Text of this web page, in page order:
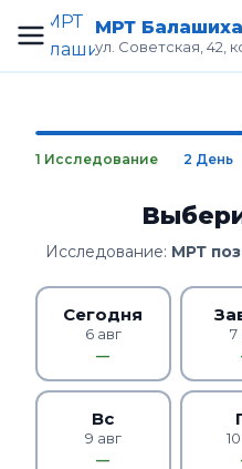
МРТ Балашиха
ул. Советская, 42,
1 Исследование 2 День
Исследование: МРТ
Сегодня
6 авг
—
7
Вс
9 авг
—